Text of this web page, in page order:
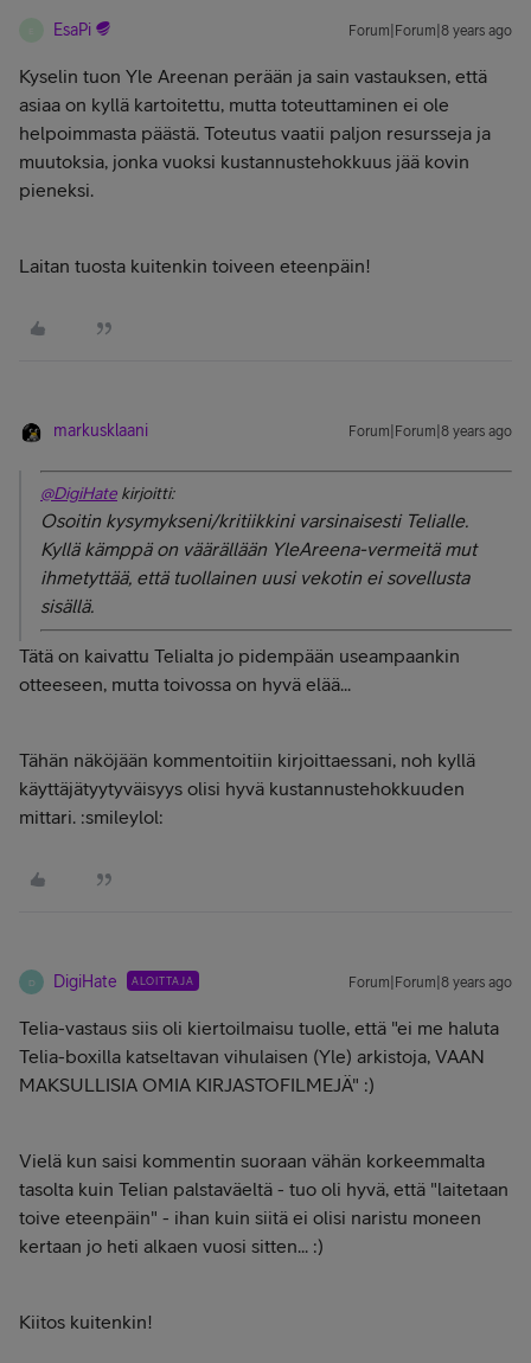
EsaPi Forum|Forum|8 years ago
Kyselin tuon Yle Areenan perään ja sain vastauksen, että
asiaa on kyllä kartoitettu, mutta toteuttaminen ei ole
helpoimmasta päästä. Toteutus vaatii paljon resursseja ja
muutoksia, jonka vuoksi kustannustehokkuus jää kovin
pieneksi.
Laitan tuosta kuitenkin toiveen eteenpäin!
markusklaani Forum|Forum|8 years ago
@DigiHate kirjoitti:
Osoitin kysymykseni/kritiikkini varsinaisesti Telialle.
Kyllä kämppä on väärällään YleAreena-vermeitä mut
ihmetyttää, että tuollainen uusi vekotin ei sovellusta
sisällä.
Tätä on kaivattu Telialta jo pidempään useampaankin
otteeseen, mutta toivossa on hyvä elää...
Tähän näköjään kommentoitiin kirjoittaessani, noh kyllä
käyttäjätyytyväisyys olisi hyvä kustannustehokkuuden
mittari. :smileylol:
D DigiHate ALOITTAJA Forum|Forum|8 years ago
Telia-vastaus siis oli kiertoilmaisu tuolle, että "ei me haluta
Telia-boxilla katseltavan vihulaisen (Yle) arkistoja, VAAN
MAKSULLISIA OMIA KIRJASTOFILMEJÄ" :)
Vielä kun saisi kommentin suoraan vähän korkeemmalta
tasolta kuin Telian palstaväeltä - tuo oli hyvä, että "laitetaan
toive eteenpäin" - ihan kuin siitä ei olisi naristu moneen
kertaan jo heti alkaen vuosi sitten... :)
Kiitos kuitenkin!